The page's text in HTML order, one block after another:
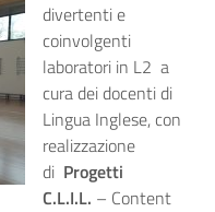
divertenti e
coinvolgenti
laboratori in L2 a
cura dei docenti di
Lingua Inglese, con
realizzazione
di Progetti
C.L.I.L. – Content